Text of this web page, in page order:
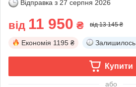
Відправка з 27 серпня 2026
від 11 950 ₴ від 13 145 ₴
Економія 1195 ₴ Залишилось
Купити
або